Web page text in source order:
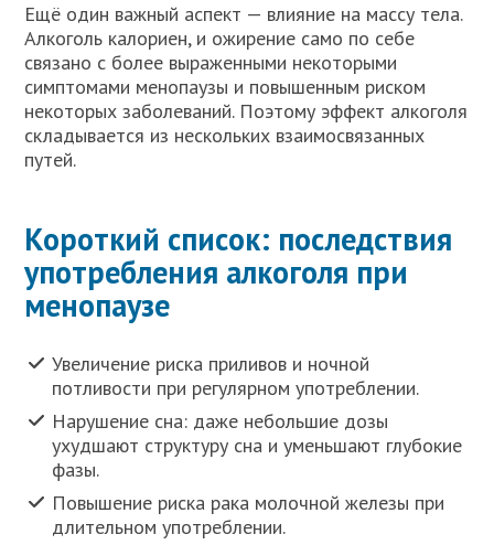
Ещё один важный аспект — влияние на массу тела.
Алкоголь калориен, и ожирение само по себе
связано с более выраженными некоторыми
симптомами менопаузы и повышенным риском
некоторых заболеваний. Поэтому эффект алкоголя
складывается из нескольких взаимосвязанных
путей.
Короткий список: последствия
употребления алкоголя при
менопаузе
Увеличение риска приливов и ночной
потливости при регулярном употреблении.
Нарушение сна: даже небольшие дозы
ухудшают структуру сна и уменьшают глубокие
фазы.
Повышение риска рака молочной железы при
длительном употреблении.